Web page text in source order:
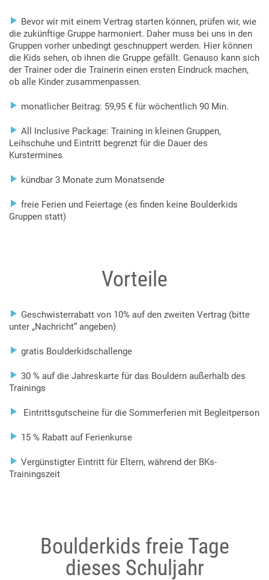
 Bevor wir mit einem Vertrag starten können, prüfen wir, wie
die zukünftige Gruppe harmoniert. Daher muss bei uns in den
Gruppen vorher unbedingt geschnuppert werden. Hier können
die Kids sehen, ob ihnen die Gruppe gefällt. Genauso kann sich
der Trainer oder die Trainerin einen ersten Eindruck machen,
ob alle Kinder zusammenpassen.
 monatlicher Beitrag: 59,95 € für wöchentlich 90 Min.
 All Inclusive Package: Training in kleinen Gruppen,
Leihschuhe und Eintritt begrenzt für die Dauer des
Kurstermines
 kündbar 3 Monate zum Monatsende
 freie Ferien und Feiertage (es finden keine Boulderkids
Gruppen statt)
Vorteile
 Geschwisterrabatt von 10% auf den zweiten Vertrag (bitte
unter „Nachricht“ angeben)
 gratis Boulderkidschallenge
 30 % auf die Jahreskarte für das Bouldern außerhalb des
Trainings
 Eintrittsgutscheine für die Sommerferien mit Begleitperson
 15 % Rabatt auf Ferienkurse
 Vergünstigter Eintritt für Eltern, während der BKs-
Trainingszeit
Boulderkids freie Tage
dieses Schuljahr